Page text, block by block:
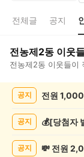
전체글 공지
전농제2동 이웃
전농제2동 이웃들이
공지 전원
공지
공지